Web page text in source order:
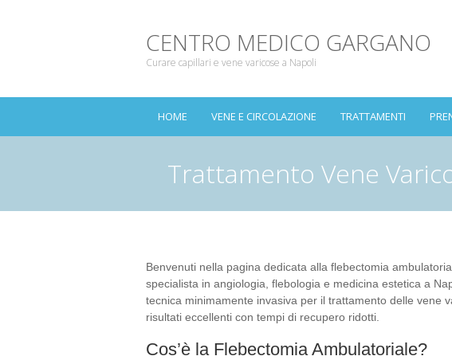
CENTRO MEDICO GARGANO
Curare capillari e vene varicose a Napoli
HOME VENE E CIRCOLAZIONE TRATTAMENTI
Trattamento Vene
Benvenuti nella pagina dedicata alla flebectomia
specialista in angiologia, flebologia e medicina estetica a
tecnica minimamente invasiva per il trattamento delle vene
risultati eccellenti con tempi di recupero ridotti.
Cos’è la Flebectomia Ambulatoriale?